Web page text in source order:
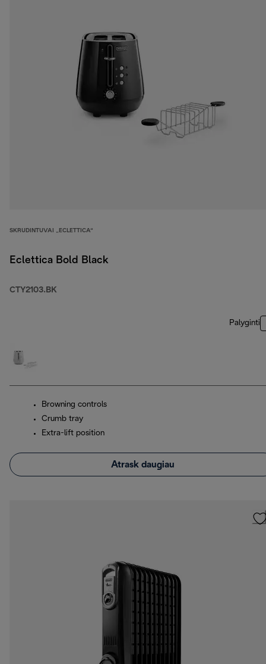
SKRUDINTUVAI „ECLETTICA“
Eclettica Bold Black
CTY2103.BK
Palyginti
Browning controls
Crumb tray
Extra-lift position
Atrask daugiau